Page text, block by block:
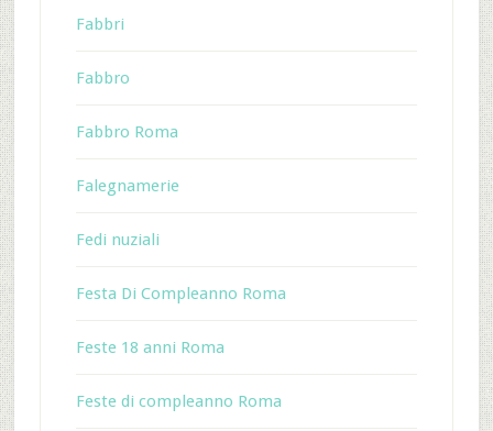
Fabbri
Fabbro
Fabbro Roma
Falegnamerie
Fedi nuziali
Festa Di Compleanno Roma
Feste 18 anni Roma
Feste di compleanno Roma